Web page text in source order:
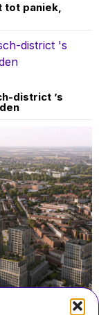
tot paniek,
district ’s